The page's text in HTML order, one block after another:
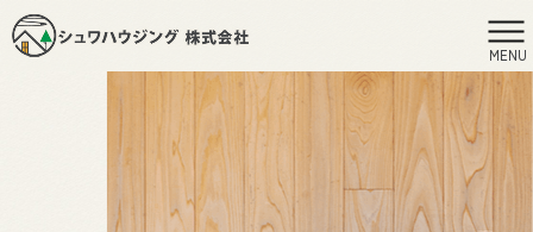
MENU